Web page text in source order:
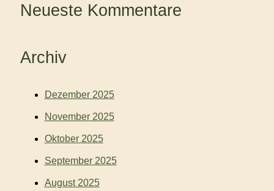
Neueste Kommentare
Archiv
Dezember 2025
November 2025
Oktober 2025
September 2025
August 2025